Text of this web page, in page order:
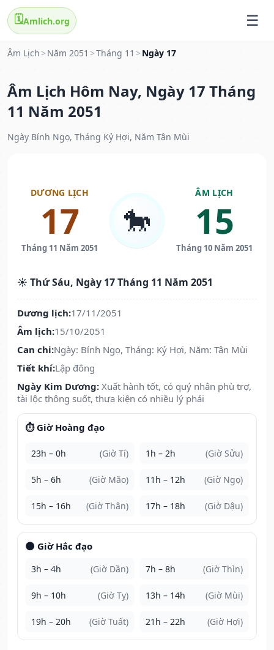
🗓️Amlich.org
Âm Lịch > Năm 2051 >Tháng 11 > Ngày 17
Âm Lịch Hôm Nay, Ngày 17 Tháng
11 Năm 2051
Ngày Bính Ngọ, Tháng Kỷ Hợi, Năm Tân Mùi
DƯƠNG LỊCH
17
Tháng 11 Năm 2051
🐎
ÂM LỊCH
15
Tháng 10 Năm 2051
☀️ Thứ Sáu, Ngày 17 Tháng 11 Năm 2051
Dương lịch:17/11/2051
Âm lịch:15/10/2051
Can chi:Ngày: Bính Ngọ, Tháng: Kỷ Hợi, Năm: Tân Mùi
Tiết khí:Lập đông
Ngày Kim Dương: Xuất hành tốt, có quý nhân phù trợ,
tài lộc thông suốt, thưa kiện có nhiều lý phải
⏱️ Giờ Hoàng đạo
23h – 0h (Giờ Tí) 1h – 2h (Giờ Sửu)
5h – 6h (Giờ Mão) 11h – 12h (Giờ Ngọ)
15h – 16h (Giờ Thân) 17h – 18h (Giờ Dậu)
🌑 Giờ Hắc đạo
3h – 4h (Giờ Dần) 7h – 8h (Giờ Thìn)
9h – 10h (Giờ Tỵ) 13h – 14h (Giờ Mùi)
19h – 20h (Giờ Tuất) 21h – 22h (Giờ Hợi)